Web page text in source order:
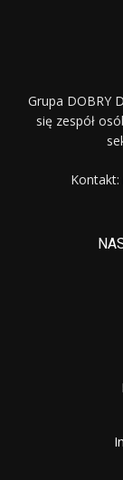
Grupa DOBRY
się zespół
Kontakt: